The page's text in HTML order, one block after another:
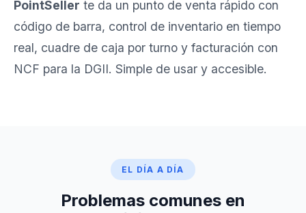
PointSeller te da un punto de venta rápido con
código de barra, control de inventario en tiempo
real, cuadre de caja por turno y facturación con
NCF para la DGII. Simple de usar y accesible.
EL DÍA A DÍA
Problemas comunes en